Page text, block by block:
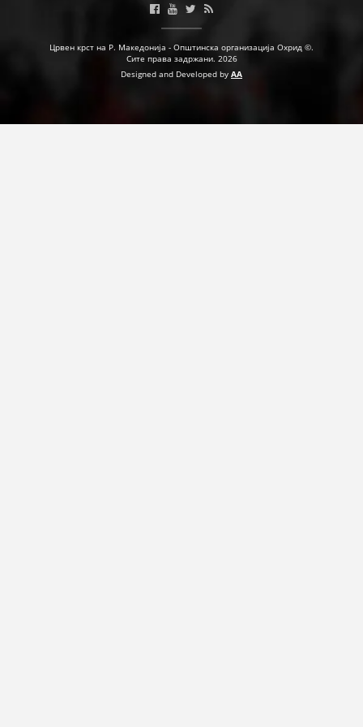
ПРИРАЧНИЦИ
СТРАТЕГИИ
Црвен крст на Р. Македонија - Општинска организација Охрид ©.
Сите права задржани. 2026
Designed and Developed by AA